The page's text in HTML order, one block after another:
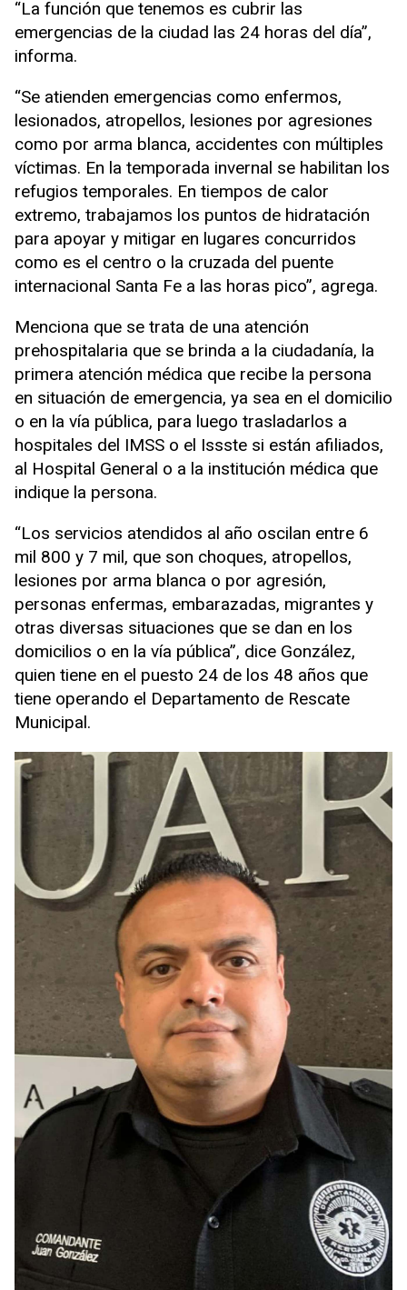
“La función que tenemos es cubrir las
emergencias de la ciudad las 24 horas del día”,
informa.
“Se atienden emergencias como enfermos,
lesionados, atropellos, lesiones por agresiones
como por arma blanca, accidentes con múltiples
víctimas. En la temporada invernal se habilitan los
refugios temporales. En tiempos de calor
extremo, trabajamos los puntos de hidratación
para apoyar y mitigar en lugares concurridos
como es el centro o la cruzada del puente
internacional Santa Fe a las horas pico”, agrega.
Menciona que se trata de una atención
prehospitalaria que se brinda a la ciudadanía, la
primera atención médica que recibe la persona
en situación de emergencia, ya sea en el domicilio
o en la vía pública, para luego trasladarlos a
hospitales del IMSS o el Issste si están afiliados,
al Hospital General o a la institución médica que
indique la persona.
“Los servicios atendidos al año oscilan entre 6
mil 800 y 7 mil, que son choques, atropellos,
lesiones por arma blanca o por agresión,
personas enfermas, embarazadas, migrantes y
otras diversas situaciones que se dan en los
domicilios o en la vía pública”, dice González,
quien tiene en el puesto 24 de los 48 años que
tiene operando el Departamento de Rescate
Municipal.